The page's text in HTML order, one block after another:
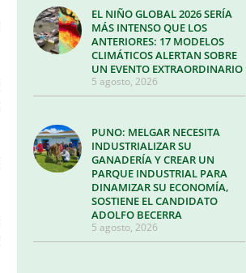
EL NIÑO GLOBAL 2026 SERÍA
MÁS INTENSO QUE LOS
ANTERIORES: 17 MODELOS
CLIMÁTICOS ALERTAN SOBRE
UN EVENTO EXTRAORDINARIO
5 agosto, 2026
PUNO: MELGAR NECESITA
INDUSTRIALIZAR SU
GANADERÍA Y CREAR UN
PARQUE INDUSTRIAL PARA
DINAMIZAR SU ECONOMÍA,
SOSTIENE EL CANDIDATO
ADOLFO BECERRA
5 agosto, 2026